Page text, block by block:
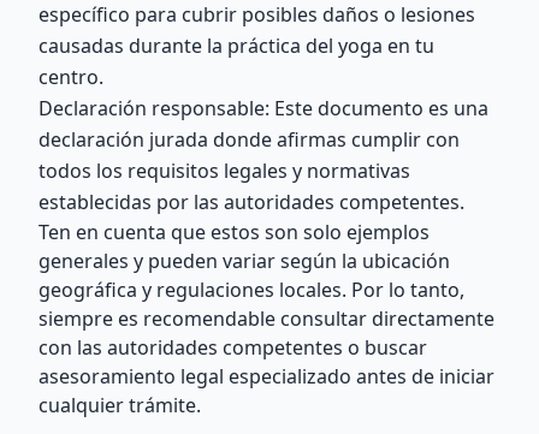
específico para cubrir posibles daños o lesiones
causadas durante la práctica del yoga en tu
centro.
Declaración responsable: Este documento es una
declaración jurada donde afirmas cumplir con
todos los requisitos legales y normativas
establecidas por las autoridades competentes.
Ten en cuenta que estos son solo ejemplos
generales y pueden variar según la ubicación
geográfica y regulaciones locales. Por lo tanto,
siempre es recomendable consultar directamente
con las autoridades competentes o buscar
asesoramiento legal especializado antes de iniciar
cualquier trámite.